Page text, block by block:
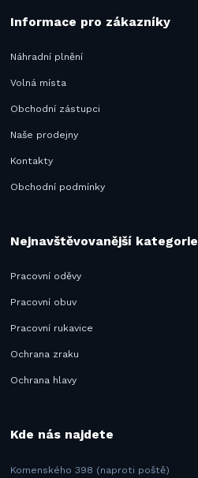
Informace pro zákazníky
Náhradní plnění
Volná místa
Obchodní zástupci
Naše prodejny
Kontakty
Obchodní podmínky
Nejnavštěvovanější kategorie
Pracovní oděvy
Pracovní obuv
Pracovní rukavice
Ochrana zraku
Ochrana hlavy
Kde nás najdete
Komenského 398 (naproti poště)